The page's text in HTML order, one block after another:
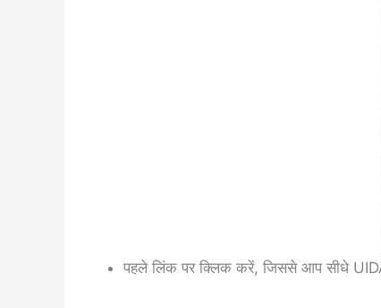
पहले लिंक पर क्लिक करें, जिससे आप सीधे